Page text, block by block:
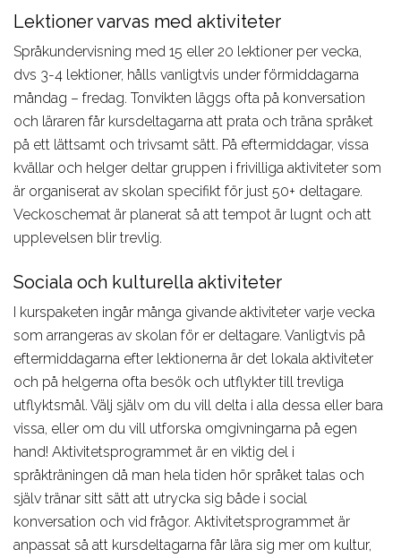
Lektioner varvas med aktiviteter
Språkundervisning med 15 eller 20 lektioner per vecka,
dvs 3-4 lektioner, hålls vanligtvis under förmiddagarna
måndag – fredag. Tonvikten läggs ofta på konversation
och läraren får kursdeltagarna att prata och träna språket
på ett lättsamt och trivsamt sätt. På eftermiddagar, vissa
kvällar och helger deltar gruppen i frivilliga aktiviteter som
är organiserat av skolan specifikt för just 50+ deltagare.
Veckoschemat är planerat så att tempot är lugnt och att
upplevelsen blir trevlig.
Sociala och kulturella aktiviteter
I kurspaketen ingår många givande aktiviteter varje vecka
som arrangeras av skolan för er deltagare. Vanligtvis på
eftermiddagarna efter lektionerna är det lokala aktiviteter
och på helgerna ofta besök och utflykter till trevliga
utflyktsmål. Välj själv om du vill delta i alla dessa eller bara
vissa, eller om du vill utforska omgivningarna på egen
hand! Aktivitetsprogrammet är en viktig del i
språkträningen då man hela tiden hör språket talas och
själv tränar sitt sätt att utrycka sig både i social
konversation och vid frågor. Aktivitetsprogrammet är
anpassat så att kursdeltagarna får lära sig mer om kultur,